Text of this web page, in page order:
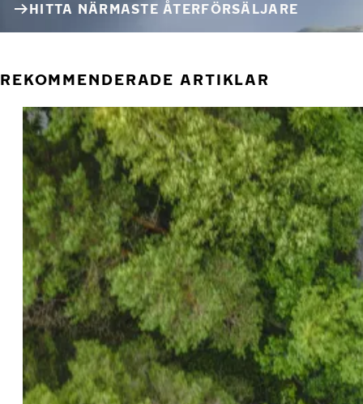
HITTA NÄRMASTE ÅTERFÖRSÄLJARE
REKOMMENDERADE ARTIKLAR